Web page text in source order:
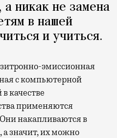
а никак не замена
в нашей
и учиться.
эмиссионная
с компьютерной
качестве
применяются
накапливаются в
а значит, их можно